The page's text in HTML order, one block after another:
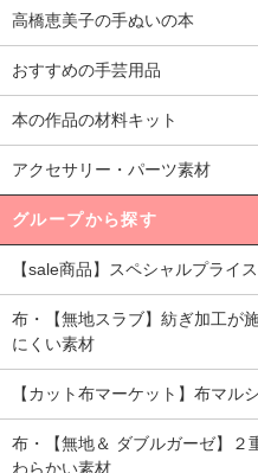
高橋恵美子の手ぬいの本
おすすめの手芸用品
本の作品の材料キット
アクセサリー・パーツ素材
グループから探す
【sale商品】スペシャルプライ
布・【無地スラブ】紡ぎ加工が
にくい素材
【カット布マーケット】布マル
布・【無地＆ ダブルガーゼ】２
わらかい素材